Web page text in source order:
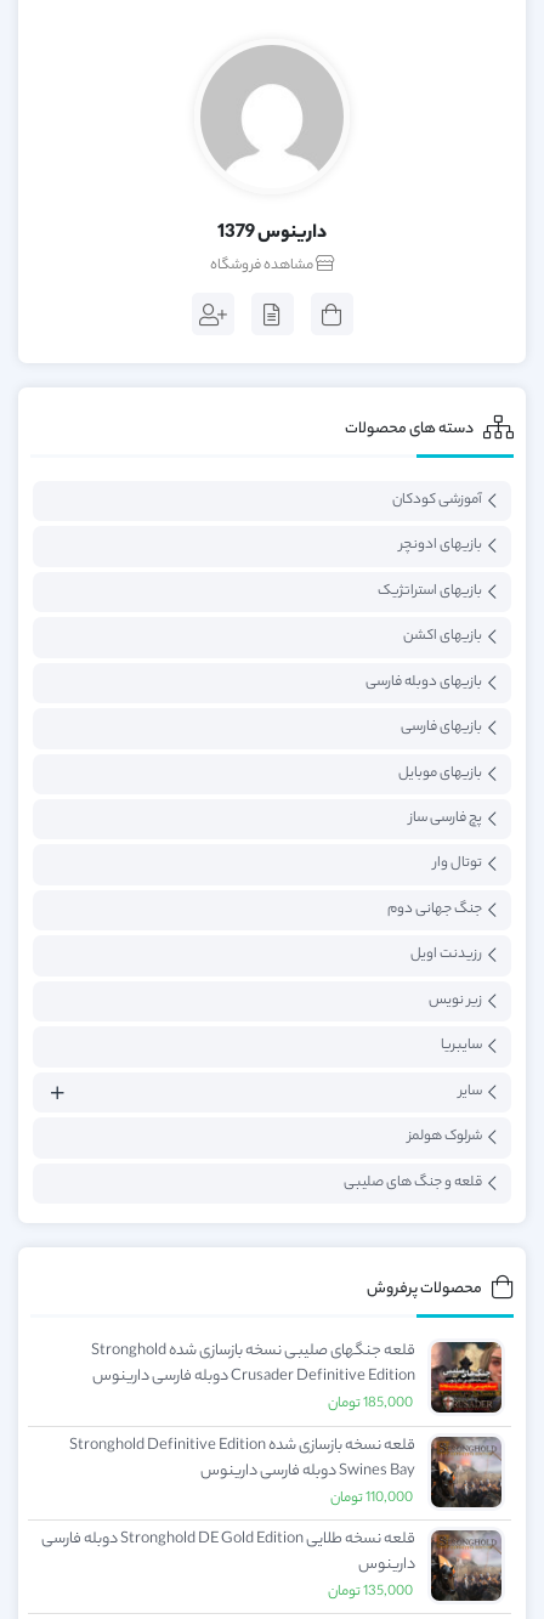
دارینوس 1379
مشاهده فروشگاه
دسته های محصولات
آموزشی کودکان
بازیهای ادونچر
بازیهای استراتژیک
بازیهای اکشن
بازیهای دوبله فارسی
بازیهای فارسی
بازیهای موبایل
پچ فارسی ساز
توتال وار
جنگ جهانی دوم
رزیدنت اویل
زیر نویس
سایبریا
سایر
شرلوک هولمز
قلعه و جنگ های صلیبی
محصولات پرفروش
قلعه جنگهای صلیبی نسخه بازسازی شده Stronghold
Crusader Definitive Edition دوبله فارسی دارینوس
185,000تومان
قلعه نسخه بازسازی شده Stronghold Definitive Edition
Swines Bay دوبله فارسی دارینوس
110,000تومان
قلعه نسخه طلایی Stronghold DE Gold Edition دوبله فارسی
دارینوس
135,000تومان